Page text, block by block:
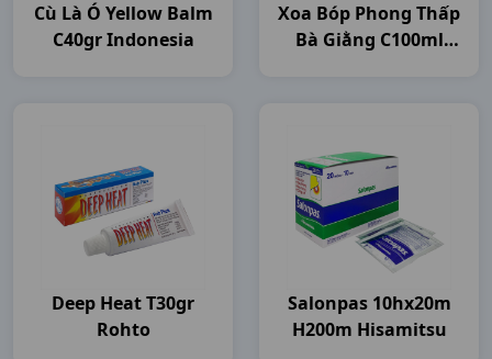
Cù Là Ó Yellow Balm
C40gr Indonesia
Xoa Bóp Phong Thấp
Bà Giằng C100ml
Deep Heat T30gr
Rohto
Salonpas 10hx20m
H200m Hisamitsu